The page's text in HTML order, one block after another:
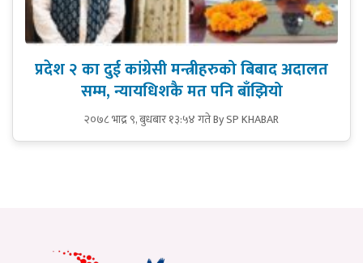
प्रदेश २ का दुई कांग्रेसी मन्त्रीहरुको बिबाद अदालत
सम्म, न्यायधिशकै मत पनि बाँझियो
२०७८ भाद्र ९, बुधबार १३:५४ गतेBy SP KHABAR